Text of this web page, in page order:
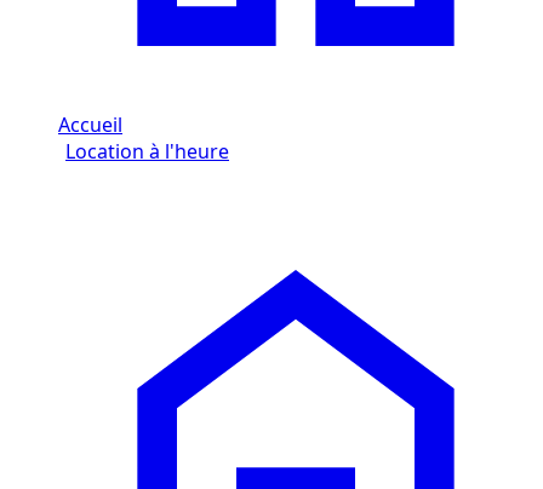
Accueil
Location à l'heure